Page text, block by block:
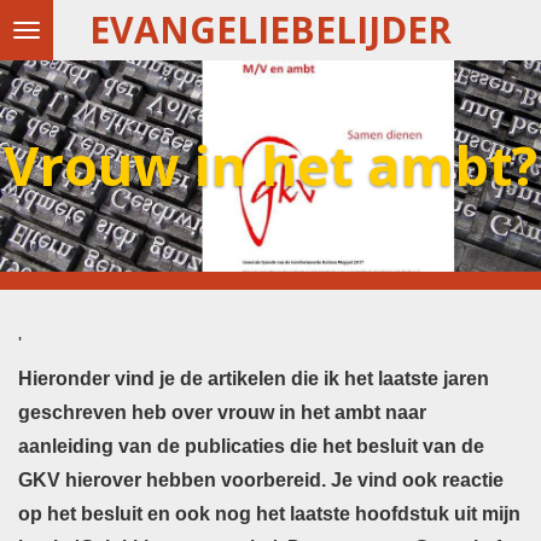
Ga
direct
naar
de
hoofdinhoud
EVANGELIEBELIJDER
Vrouw in het ambt?
'
Hieronder vind je de artikelen die ik het laatste jaren
geschreven heb over vrouw in het ambt naar
aanleiding van de publicaties die het besluit van de
GKV hierover hebben voorbereid. Je vind ook reactie
op het besluit en ook nog het laatste hoofdstuk uit mijn